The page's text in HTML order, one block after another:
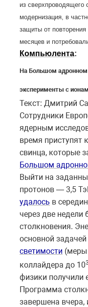
из сверхпроводящего
модернизация, в
защиты от
месяцев и
Компьюлента:
На Большом адронном
эксперименты с
Текст: Дмитрий
Сотрудники
ядерным
время приступят
свинца, которые
Большом
Выйти на
протонов — 3,5
удалось в
через две недели
столкновения.
основной
светимости (меры
коллайдера до 10
физики получили
Программа
завершена